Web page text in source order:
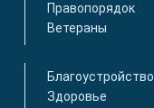
Правопорядок
Ветераны
Благоустройство
Здоровье